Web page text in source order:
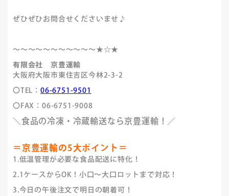
ぜひぜひお問合せくださいませ♪
～～～～～～～～～～～★☆★
有限会社 京豊運輸
大阪府大阪市東住吉区今林2-3-2
〇TEL：06-6751-9501
〇FAX：06-6751-9008
＼食品の冷凍・冷蔵輸送なら京豊運輸！／
＝京豊運輸の5大ポイント＝
1.低温管理が必要な食品配送に特化！
2.1ケースからOK！小口～大口ロットまで対応！
3.今日の午後注文で明日の朝着可！